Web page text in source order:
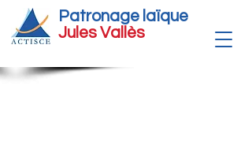
Patronage laïque
Jules Vallès